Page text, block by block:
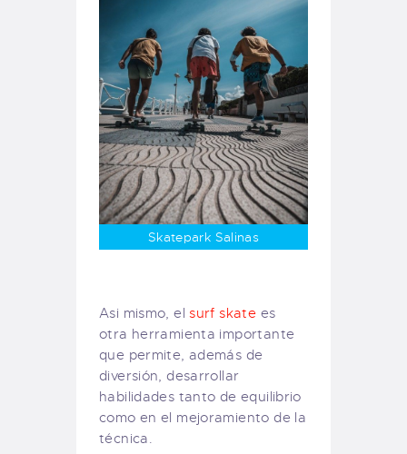
Skatepark Salinas
Asi mismo, elsurf skate es
otra herramienta importante
que permite, además de
diversión, desarrollar
habilidades tanto de equilibrio
como en el mejoramiento de la
técnica.